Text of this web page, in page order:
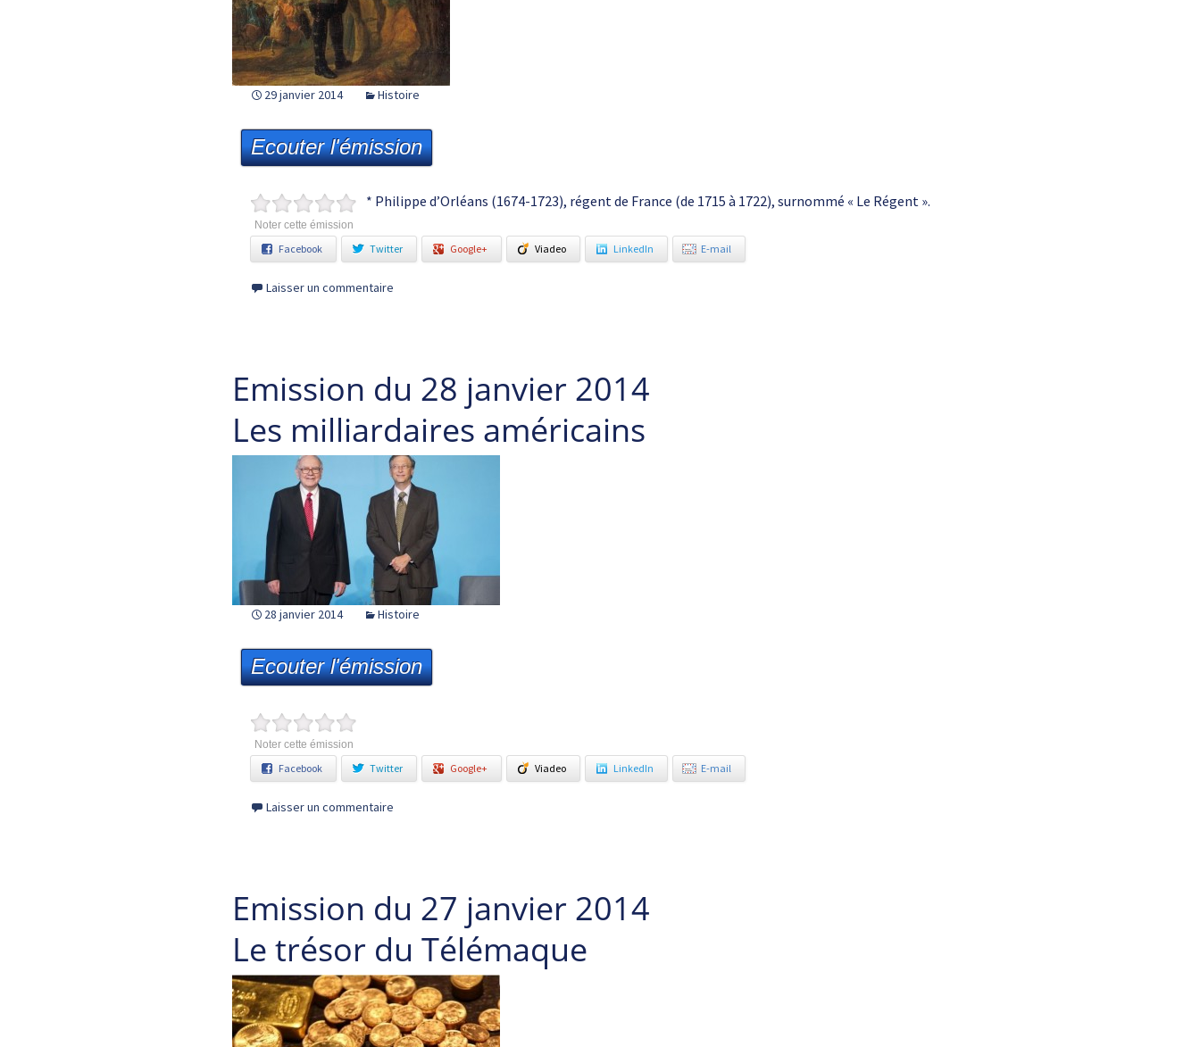
29 janvier 2014 Histoire
Ecouter l'émission
Noter cette émission
* Philippe d’Orléans (1674-1723), régent de France (de 1715 à 1722), surnommé « Le Régent ».
Facebook Twitter Google+ Viadeo LinkedIn E-mail
Laisser un commentaire
Emission du 28 janvier 2014
Les milliardaires américains
28 janvier 2014 Histoire
Ecouter l'émission
Noter cette émission
Facebook Twitter Google+ Viadeo LinkedIn E-mail
Laisser un commentaire
Emission du 27 janvier 2014
Le trésor du Télémaque